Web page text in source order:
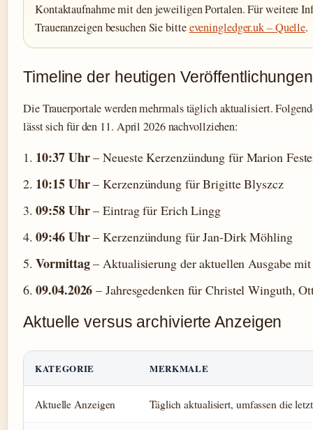
Kontaktaufnahme mit den jeweiligen Portalen. Für weitere
Traueranzeigen besuchen Sie bitteeveningledger.uk – Quelle.
Timeline der heutigen Veröffentlichungen
Die Trauerportale werden mehrmals täglich aktualisiert.
lässt sich für den 11. April 2026 nachvollziehen:
10:37 Uhr– Neueste Kerzenzündung für Marion
10:15 Uhr– Kerzenzündung für Brigitte Blyszcz
09:58 Uhr– Eintrag für Erich Lingg
09:46 Uhr– Kerzenzündung für Jan-Dirk Möhling
Vormittag– Aktualisierung der aktuellen Ausgabe
09.04.2026 – Jahresgedenken für Christel Winguth,
Aktuelle versus archivierte Anzeigen
KATEGORIE MERKMALE
Aktuelle Anzeigen Täglich aktualisiert, umfassen die